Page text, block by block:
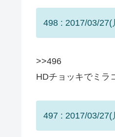
498 : 2017/03/
>>496
HDチョッキでミラ
497 : 2017/03/